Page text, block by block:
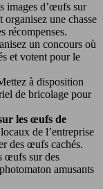
images d’œufs sur
organisez une chasse
récompenses.
un concours où
et votent pour le
à disposition
de bricolage pour
les œufs de
de l’entreprise
des œufs cachés.
œufs sur des
amusants